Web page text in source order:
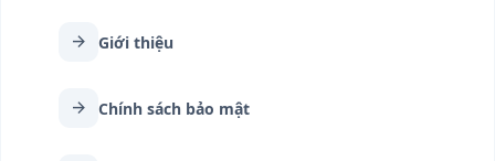
arrow_forward Giới thiệu
arrow_forward Chính sách bảo mật